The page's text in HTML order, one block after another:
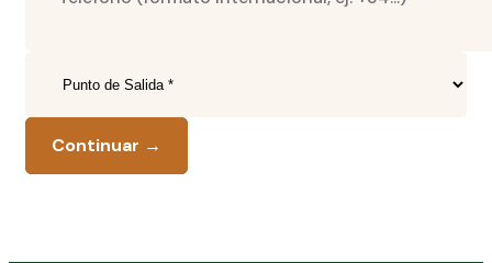
Continuar →